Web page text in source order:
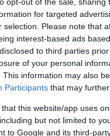
for targeted
selection. Please note that
interest-based ads
to third parties
of your personal
This information may also
Participants that may
that this website/app uses
but not limited to
to Google and its third-
αλλά είδε το
- Μπακς 118-
είπε
- Δείτε τα
Μιλγουόκι έκλεισε το